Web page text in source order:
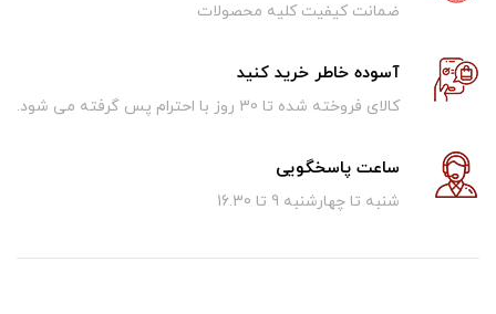
ضمانت کیفیت کلیه محصولات
آسوده خاطر خرید کنید
کالای فروخته شده تا 30 روز با احترام پس گرفته می شود.
ساعت پاسخگویی
شنبه تا چهارشنبه 9 تا 16.30